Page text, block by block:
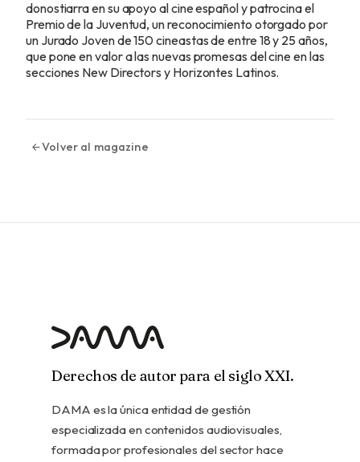
donostiarra en su apoyo al cine español y patrocina el
Premio de la Juventud, un reconocimiento otorgado por
un Jurado Joven de 150 cineastas de entre 18 y 25 años,
que pone en valor a las nuevas promesas del cine en las
secciones New Directors y Horizontes Latinos.
Volver al magazine
Derechos de autor para el siglo XXI.
DAMA es la única entidad de gestión
especializada en contenidos audiovisuales,
formada por profesionales del sector hace